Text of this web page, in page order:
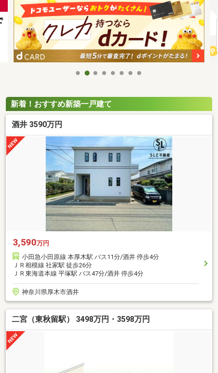
新着！おすすめ新築一戸建て
酒井 3590万円
3,590万円
小田急小田原線 本厚木駅 バス11分/酒井 停歩4分
ＪＲ相模線 社家駅 徒歩26分
ＪＲ東海道本線 平塚駅 バス47分/酒井 停歩4分
神奈川県厚木市酒井
二宮（東秋留駅） 3498万円・3598万円